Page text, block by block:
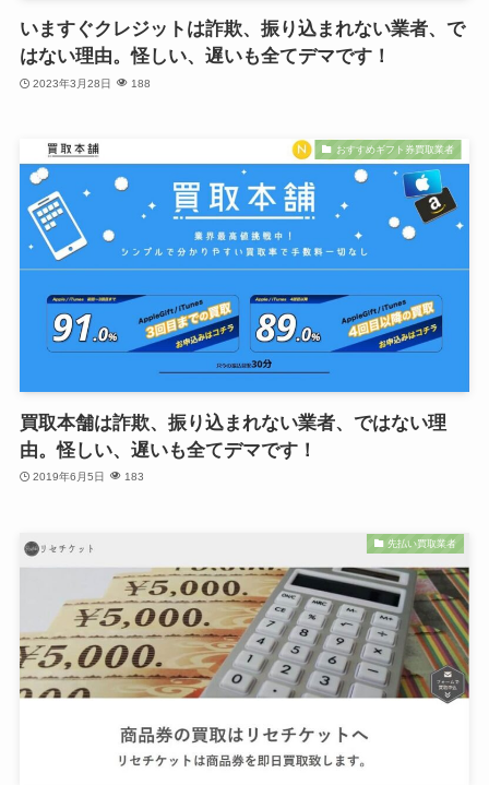
いますぐクレジットは詐欺、振り込まれない業者、で
はない理由。怪しい、遅いも全てデマです！
2023年3月28日 188
おすすめギフト券買取業者
買取本舗は詐欺、振り込まれない業者、ではない理
由。怪しい、遅いも全てデマです！
2019年6月5日 183
先払い買取業者